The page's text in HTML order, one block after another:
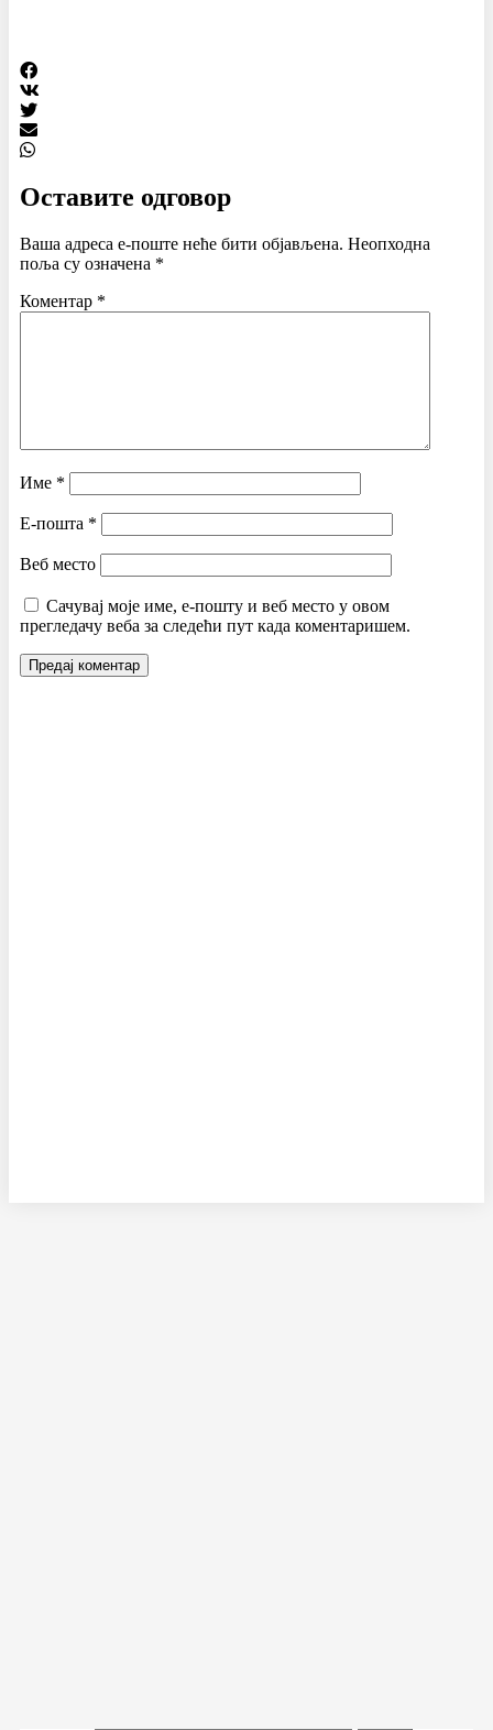
Оставите одговор
Ваша адреса е-поште неће бити објављена. Неопходна
поља су означена *
Коментар *
Име *
Е-пошта *
Веб место
Сачувај моје име, е-пошту и веб место у овом
прегледачу веба за следећи пут када коментаришем.